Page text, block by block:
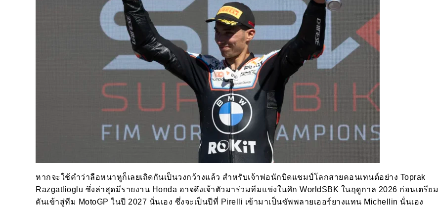
หากจะใช้คำว่าลือหนาหูก็เลยเถิดกันเป็นวงกว้างแล้ว สำหรับเจ้าพ่อนักบิดแชมป์โลกสายคอนเทนต์อย่าง Toprak
Razgatlioglu ซึ่งล่าสุดมีรายงาน Honda อาจดึงเจ้าตัวมาร่วมทีมแข่งในศึก WorldSBK ในฤดูกาล 2026 ก่อนเตรียม
ดันเข้าสู่ทีม MotoGP ในปี 2027 นั่นเอง ซึ่งจะเป็นปีที่ Pirelli เข้ามาเป็นซัพพลายเออร์ยางแทน Michellin นั่นเอง